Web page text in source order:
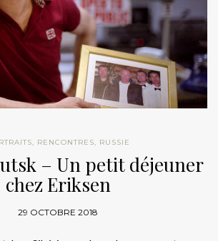
, RENCONTRES, RUSSIE
– Un petit déjeuner
chez Eriksen
29 OCTOBRE 2018